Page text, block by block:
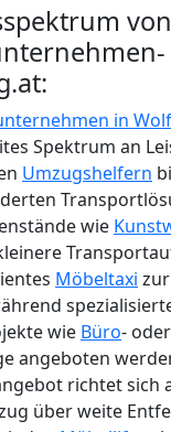
von
in
Spektrum an
Umzugshelfern
wie
Möbeltaxi zur
wie Büro- oder
angeboten
richtet sich
über weite